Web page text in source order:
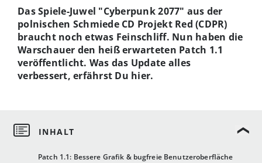
Patch 1.1: Bessere Grafik & bugfreie Benutzeroberfläche
Das Spiele-Juwel "Cyberpunk 2077" aus der
polnischen Schmiede CD Projekt Red (CDPR)
braucht noch etwas Feinschliff. Nun haben die
Warschauer den heiß erwarteten Patch 1.1
veröffentlicht. Was das Update alles
verbessert, erfährst Du hier.